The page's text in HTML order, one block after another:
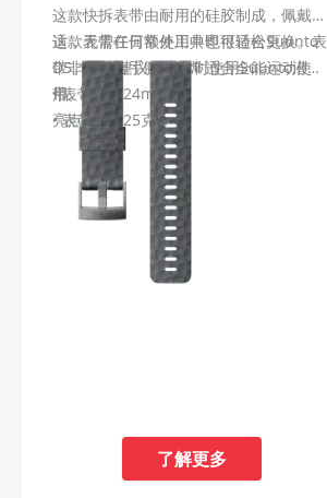
这款快拆表带由耐用的硅胶制成，佩戴舒
适，无需任何额外工具即可轻松更换。表
带非常适合手腕，非常适合全能运动使
用。
这款表带在日常使用中也很适合Suunto
D5。我们建议在潜水时使用Suunto潜水
带。
亮点
• 表带宽度24mm
• 表带重量25克
• 适合手腕尺寸130-230mm
• 兼容Suunto Spartan Sport, Suunto
Spartan Sport Wrist HR/Baro、
Suunto7、Suuntu9和
• 专为高强度训练而设计
了解更多